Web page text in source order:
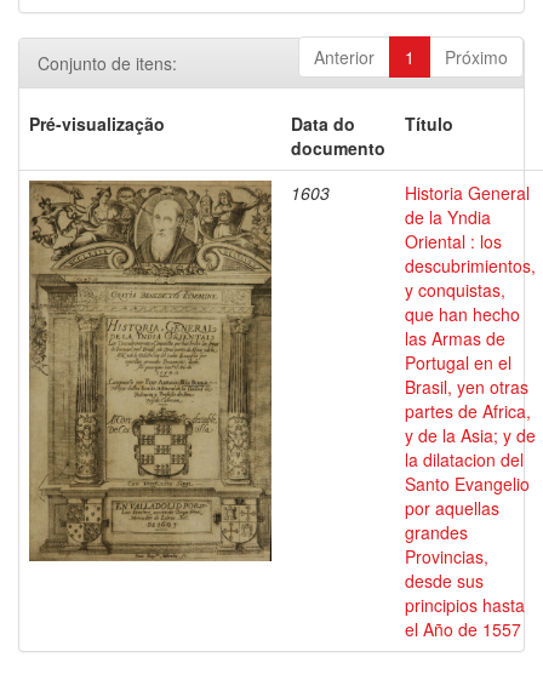
Anterior 1 Próximo
Conjunto de itens:
Pré-visualização
Data do
documento
Título
1603
Historia General
de la Yndia
Oriental : los
descubrimientos,
y conquistas,
que han hecho
las Armas de
Portugal en el
Brasil, yen otras
partes de Africa,
y de la Asia; y de
la dilatacion del
Santo Evangelio
por aquellas
grandes
Provincias,
desde sus
principios hasta
el Año de 1557